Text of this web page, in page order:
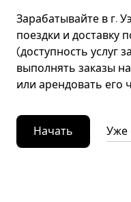
Зарабатывайте в г.
поездки и доставку
(доступность услуг
выполнять заказы
или арендовать его
Начать Уже